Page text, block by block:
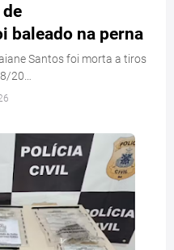
baleado na perna
Santos foi morta a tiros
20…